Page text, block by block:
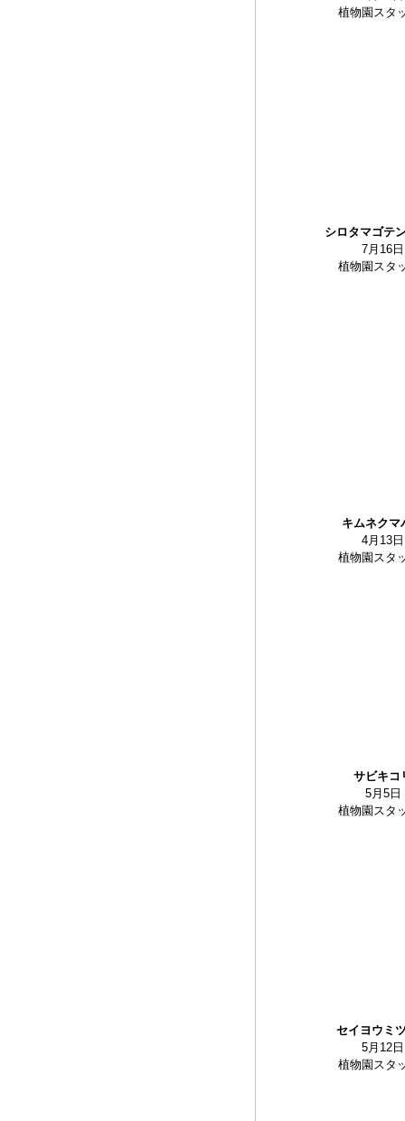
植物園スタ
シロタマゴテ
7月16日
植物園スタ
キムネクマ
4月13日
植物園スタ
サビキコ
5月5日
植物園スタ
セイヨウミ
5月12日
植物園スタ